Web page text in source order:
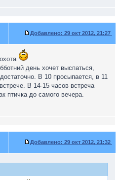
Добавлено: 29 окт 2012, 21:27
день хочет выспаться,
В 10 просыпается, в 11
В 14-15 часов встреча
птичка до самого вечера.
Добавлено: 29 окт 2012, 21:32